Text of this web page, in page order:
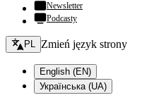
Newsletter
Podcasty
Zmień język - bieżący:
PL Zmień język strony
English (EN)
Українська (UA)